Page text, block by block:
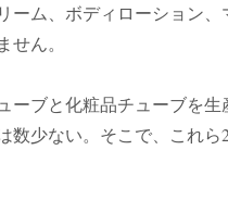
ム、ボディローション
ん。
ブと化粧品チューブを
少ない。そこで、これ